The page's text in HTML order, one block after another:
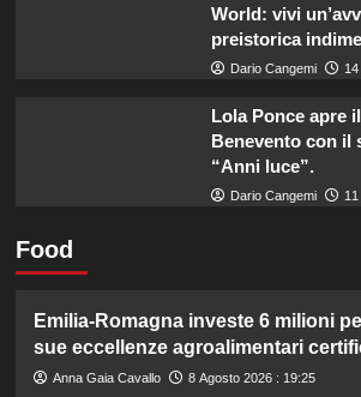
World: vivi
preistorica
Dario Cangemi
Lola Ponce apre
Benevento con il
“Anni luce”.
Dario Cangemi
Food
Emilia-Romagna investe 6 milioni
sue eccellenze agroalimentari
Anna Gaia Cavallo 8 Agosto 2026 : 19:25